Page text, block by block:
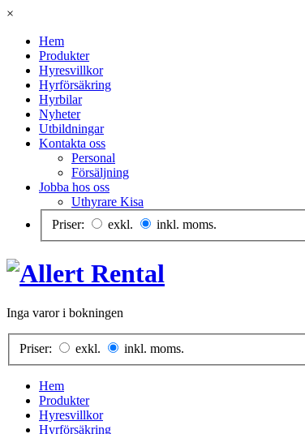
×
Hem
Produkter
Hyresvillkor
Hyrförsäkring
Hyrbilar
Nyheter
Utbildningar
Kontakta oss
Personal
Försäljning
Jobba hos oss
Uthyrare Kisa
Priser:
exkl. inkl. moms.
Inga varor i bokningen
Priser: exkl. inkl. moms.
Hem
Produkter
Hyresvillkor
Hyrförsäkring